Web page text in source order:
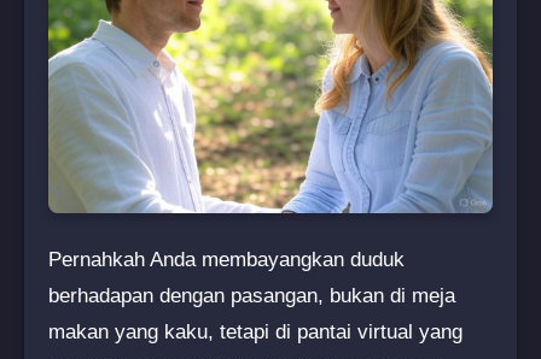
Pernahkah Anda membayangkan duduk
berhadapan dengan pasangan, bukan di meja
makan yang kaku, tetapi di pantai virtual yang